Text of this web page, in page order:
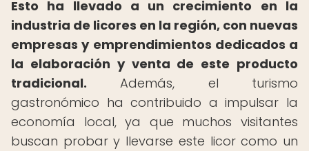
Esto ha llevado a un crecimiento en la
industria de licores en la región, con nuevas
empresas y emprendimientos dedicados a
la elaboración y venta de este producto
tradicional. Además, el turismo
gastronómico ha contribuido a impulsar la
economía local, ya que muchos visitantes
buscan probar y llevarse este licor como un